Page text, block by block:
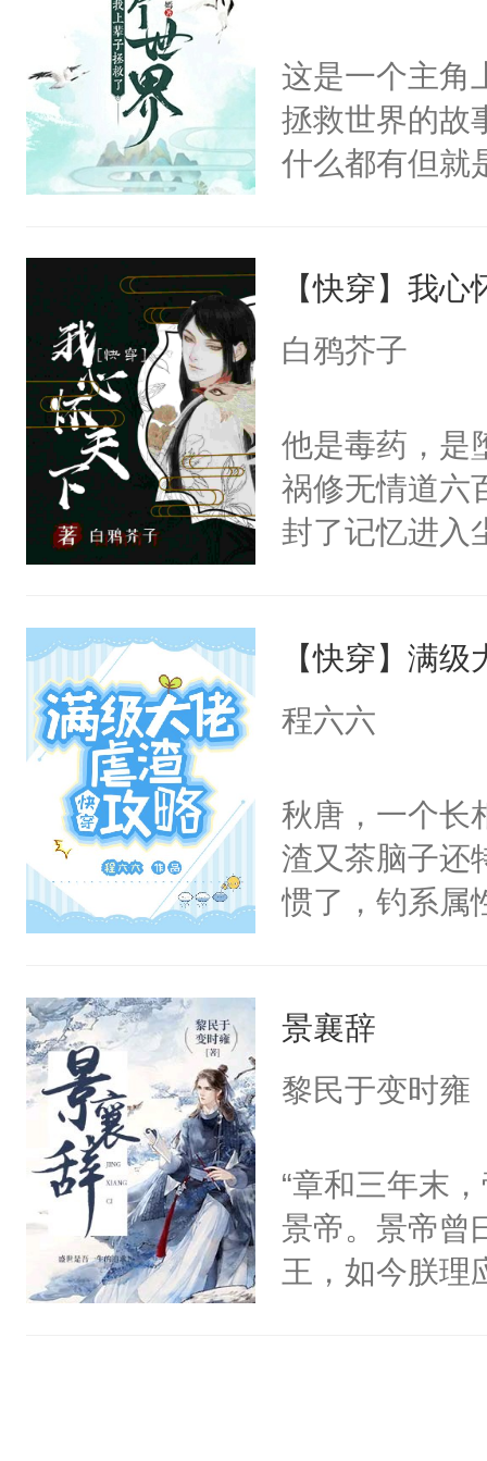
这是一个主角
拯救世界的
什么都有但就
风景云：朕
儿子。风景云
云：说的好像
知道多乖！魔
云：有本事你
后。风景云
【快穿】我心
白鸦芥子
他是毒药，是
祸修无情道六
封了记忆进入
忘情道。他
棵草，爱一缕
之祸”他是所
想飞升》《男
了个遍》《我
终极受控，
p，不要看到
路让我给男主
白，裸更，谨
【快穿】满
程六六
秋唐，一个长
渣又茶脑子还
惯了，钓系属
虐的渣男们挠
完事了。?每
景襄辞
黎民于变时雍
“章和三年末
景帝。景帝曾
王，如今朕理